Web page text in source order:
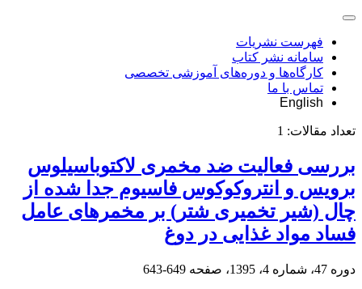
فهرست نشریات
سامانه نشر کتاب
کارگاه‌ها و دوره‌های آموزشی تخصصی
تماس با ما
English
تعداد مقالات: 1
بررسی فعالیت ضد مخمری لاکتوباسیلوس
برویس و انتروکوکوس فاسیوم جدا شده از
چال (شیر تخمیری شتر) بر مخمر‌های عامل
فساد مواد غذایی در دوغ
دوره 47، شماره 4، 1395، صفحه 649-643